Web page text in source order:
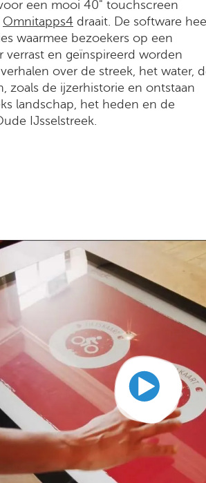
een mooi 40" touchscreen
Omnitapps4 draait. De software
waarmee bezoekers op een
verrast en geïnspireerd worden
over de streek, het water,
zoals de ijzerhistorie en ontstaan
landschap, het heden en de
IJsselstreek.